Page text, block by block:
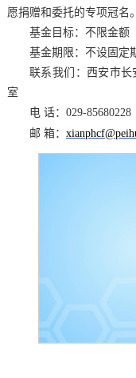
愿捐赠和委托的专项冠名。
基金目标：不限金额
基金期限：不设固定
联系我们：西安市长
室
电 话：029-85680228
邮 箱：